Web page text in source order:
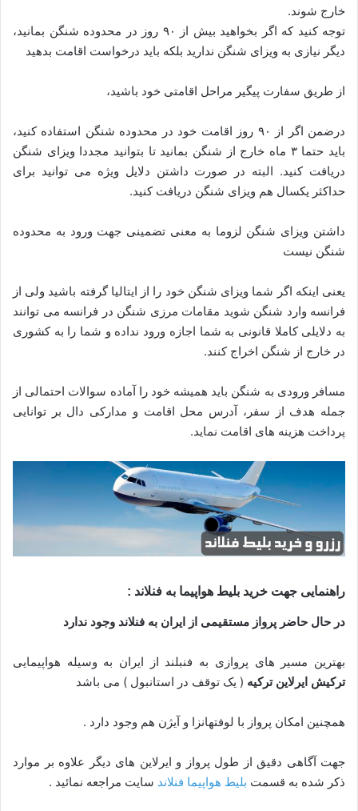
خارج شوند.
توجه کنید که اگر بخواهید بیش از ۹۰ روز در محدوده شنگن بمانید،
دیگر نیازی به ویزای شنگن ندارید بلکه باید درخواست اقامت بدهید
از طریق سفارت پیگیر مراحل اقامتی خود باشید،
درضمن اگر از ۹۰ روز اقامت خود در محدوده شنگن استفاده کنید،
باید حتما ۳ ماه خارج از شنگن بمانید تا بتوانید مجددا ویزای شنگن
دریافت کنید. البته در صورت داشتن دلایل ویژه می توانید برای
حداکثر یکسال هم ویزای شنگن دریافت کنید.
داشتن ویزای شنگن لزوما به معنی تضمینی جهت ورود به محدوده
شنگن نیست
یعنی اینکه اگر شما ویزای شنگن خود را از ایتالیا گرفته باشید ولی از
فرانسه وارد شنگن شوید مقامات مرزی شنگن در فرانسه می توانند
به دلایلی کاملا قانونی به شما اجازه ورود نداده و شما را به کشوری
در خارج از شنگن اخراج کنند.
مسافر ورودی به شنگن باید همیشه خود را آماده سوالات احتمالی از
جمله هدف از سفر، آدرس محل اقامت و مدارکی دال بر توانایی
پرداخت هزینه های اقامت نماید.
راهنمایی جهت خرید بلیط هواپیما به فنلاند :
در حال حاضر پرواز مستقیمی از ایران به فنلاند وجود ندارد
بهترین مسیر های پروازی به فنبلند از ایران به وسیله هواپیمایی
ترکیش ایرلاین ترکیه ( یک توقف در استانبول ) می باشد
همچنین امکان پرواز با لوفتهانزا و آیژن هم وجود دارد .
جهت آگاهی دقیق از طول پرواز و ایرلاین های دیگر علاوه بر موارد
ذکر شده به قسمت بلیط هواپیما فنلاند سایت مراجعه نمائید .